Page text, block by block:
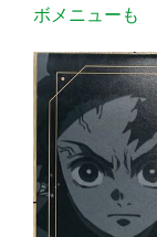
ボメニューも